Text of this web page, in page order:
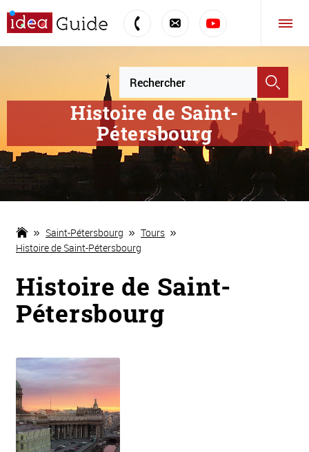
Histoire de Saint-
Pétersbourg
Saint-Pétersbourg
Tours
Histoire de Saint-Pétersbourg
Histoire de Saint-
Pétersbourg